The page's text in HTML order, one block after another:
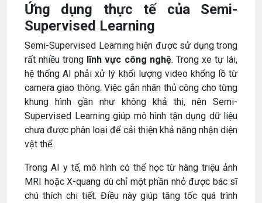
Ứng dụng thực tế của Semi-
Supervised Learning
Semi-Supervised Learning hiện được sử dụng trong
rất nhiều trong lĩnh vực công nghệ. Trong xe tự lái,
hệ thống AI phải xử lý khối lượng video khổng lồ từ
camera giao thông. Việc gắn nhãn thủ công cho từng
khung hình gần như không khả thi, nên Semi-
Supervised Learning giúp mô hình tận dụng dữ liệu
chưa được phân loại để cải thiện khả năng nhận diện
vật thể.
Trong AI y tế, mô hình có thể học từ hàng triệu ảnh
MRI hoặc X-quang dù chỉ một phần nhỏ được bác sĩ
chú thích chi tiết. Điều này giúp tăng tốc quá trình